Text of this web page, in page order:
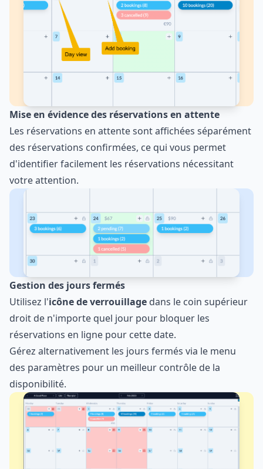
Mise en évidence des réservations en attente
Les réservations en attente sont affichées séparément
des réservations confirmées, ce qui vous permet
d'identifier facilement les réservations nécessitant
votre attention.
Gestion des jours fermés
Utilisez l'icône de verrouillage dans le coin supérieur
droit de n'importe quel jour pour bloquer les
réservations en ligne pour cette date.
Gérez alternativement les jours fermés via le menu
des paramètres pour un meilleur contrôle de la
disponibilité.